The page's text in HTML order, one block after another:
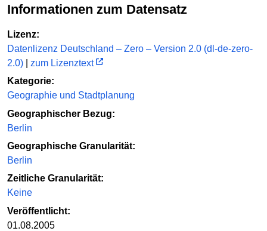
Informationen zum Datensatz
Lizenz:
Datenlizenz Deutschland – Zero – Version 2.0 (dl-de-zero-
2.0)
zum Lizenztext
Kategorie:
Geographie und Stadtplanung
Geographischer Bezug:
Berlin
Geographische Granularität:
Berlin
Zeitliche Granularität:
Keine
Veröffentlicht:
01.08.2005